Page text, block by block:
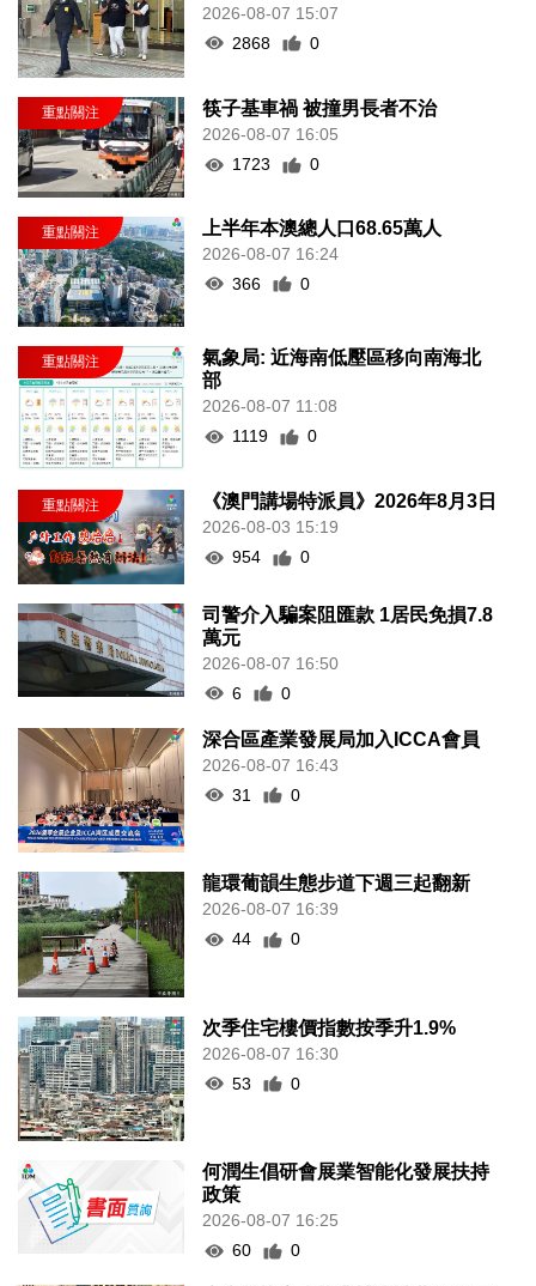
2026-08-07 15:07
2868
0
筷子基車禍 被撞男長者不治
2026-08-07 16:05
1723
0
上半年本澳總人口68.65萬人
2026-08-07 16:24
366
0
氣象局: 近海南低壓區移向南海北
部
2026-08-07 11:08
1119
0
《澳門講場特派員》2026年8月3日
2026-08-03 15:19
954
0
司警介入騙案阻匯款 1居民免損7.8
萬元
2026-08-07 16:50
6
0
深合區產業發展局加入ICCA會員
2026-08-07 16:43
31
0
龍環葡韻生態步道下週三起翻新
2026-08-07 16:39
44
0
次季住宅樓價指數按季升1.9%
2026-08-07 16:30
53
0
何潤生倡研會展業智能化發展扶持
政策
2026-08-07 16:25
60
0